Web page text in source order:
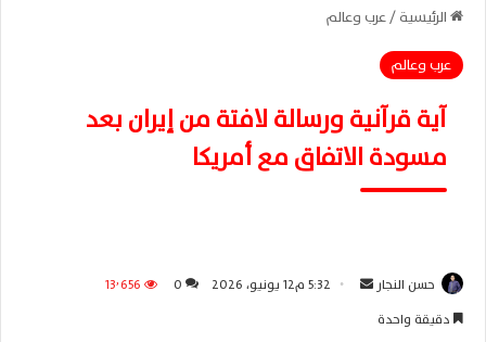
الرئيسية/عرب وعالم
عرب وعالم
آية قرآنية ورسالة لافتة من إيران بعد
مسودة الاتفاق مع أمريكا
حسن النجار 5:32 م12 يونيو، 2026 0
13٬656
دقيقة واحدة